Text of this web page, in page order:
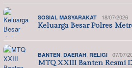
SOSIAL MASYARAKAT 18/07/2026
Keluarga Besar Polres
BANTEN, DAERAH, RELIGI 07/07/
MTQ XXIII Banten Resmi